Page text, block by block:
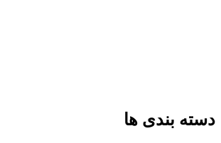
دسته بندی ها